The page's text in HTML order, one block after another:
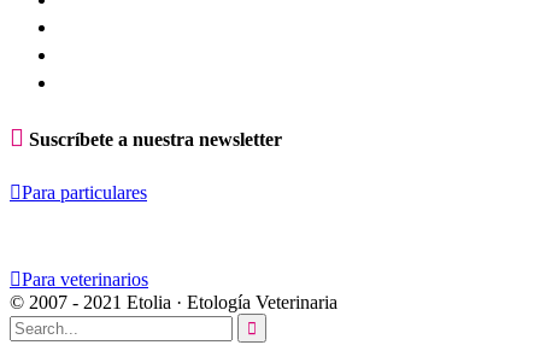
 Suscríbete a nuestra newsletter
Para particulares
Para veterinarios
© 2007 - 2021 Etolia · Etología Veterinaria
